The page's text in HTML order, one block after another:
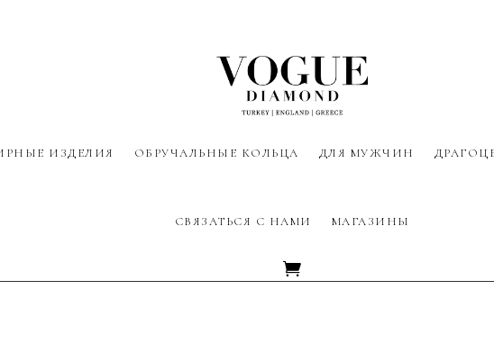
ИЗДЕЛИЯ ОБРУЧАЛЬНЫЕ КОЛЬЦА ДЛЯ МУЖЧИН
СВЯЗАТЬСЯ С НАМИ МАГАЗИНЫ